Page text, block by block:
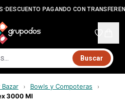
•DESCUENTO PAGANDO CON
Buscar
› Bowls y Compoteras ›
3000 Ml